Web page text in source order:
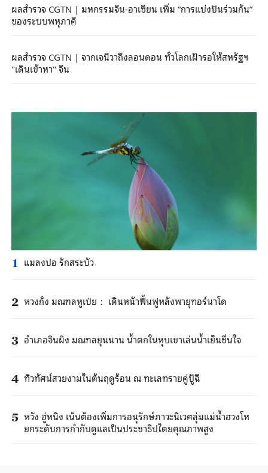
ผลสำรวจ CGTN | มหกรรมจีน-อาเซียน เพิ่ม “การแบ่งปันร่วมกัน”
ของระบบพหุภาคี
ผลสำรวจ CGTN | จากเจนีวาถึงลอนดอน ทั่วโลกเฝ้ารอให้สหรัฐฯ
"เดินเข้าหา" จีน
1 แมลงปอ รักสระบัว
2 หวงกั่ง มณฑลหูเป่ย： เดินหน้าฟื้นฟูหลังพายุทอร์นาโด
3 อำเภอจินผิง มณฑลยุนนาน น้ำตกในหุบเขาเล่นน้ำเย็นชื่นใจ
4 ทิวทัศน์สวยงามในต้นฤดูร้อน ณ ทะเลทรายคู่ปู้ฉี
5 หวัง ฮู่หนิง เน้นต้องเพิ่มการอนุรักษ์ภาวะนิเวศลุ่มแม่น้ำฮวงโห
ยกระดับการกำกับดูแลเป็นประชาธิปไตยคุณภาพสูง